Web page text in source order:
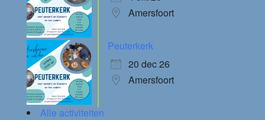
Amersfoort
Peuterkerk
20 dec 26
Amersfoort
Alle activiteiten